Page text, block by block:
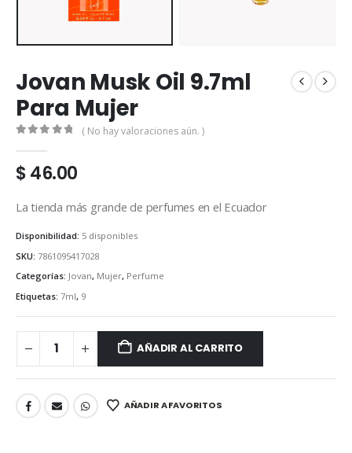
Jovan Musk Oil 9.7ml
Para Mujer
( No hay valoraciones aún. )
$46.00
La tienda más grande de perfumes en el Ecuador
Disponibilidad: 5 disponibles
SKU: 7861095417028
Categorías: Jovan, Mujer, Perfume
Etiquetas: 7ml, 9
AÑADIR AL CARRITO
AÑADIR A FAVORITOS